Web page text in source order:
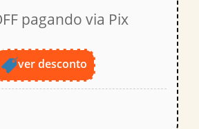
pagando via Pix
ver desconto